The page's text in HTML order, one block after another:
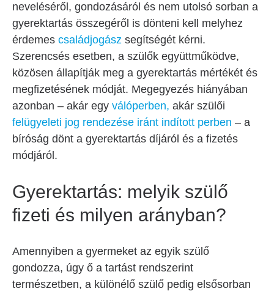
neveléséről, gondozásáról és nem utolsó sorban a
gyerektartás összegéről is dönteni kell melyhez
érdemes családjogász segítségét kérni.
Szerencsés esetben, a szülők együttműködve,
közösen állapítják meg a gyerektartás mértékét és
megfizetésének módját. Megegyezés hiányában
azonban – akár egy válóperben, akár szülői
felügyeleti jog rendezése iránt indított perben – a
bíróság dönt a gyerektartás díjáról és a fizetés
módjáról.
Gyerektartás: melyik szülő
fizeti és milyen arányban?
Amennyiben a gyermeket az egyik szülő
gondozza, úgy ő a tartást rendszerint
természetben, a különélő szülő pedig elsősorban